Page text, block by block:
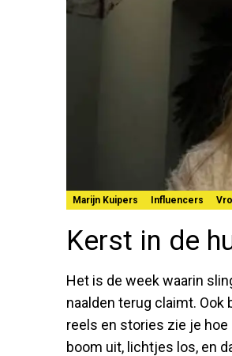
Marijn Kuipers Influencers
Kerst in de
Het is de week waarin
naalden terug claimt. Ook
reels en stories zie je
boom uit, lichtjes los, en